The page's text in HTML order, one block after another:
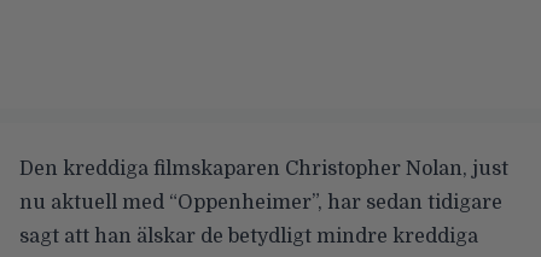
Den kreddiga filmskaparen Christopher Nolan, just
nu aktuell med “Oppenheimer”, har sedan tidigare
sagt att han älskar de betydligt mindre kreddiga